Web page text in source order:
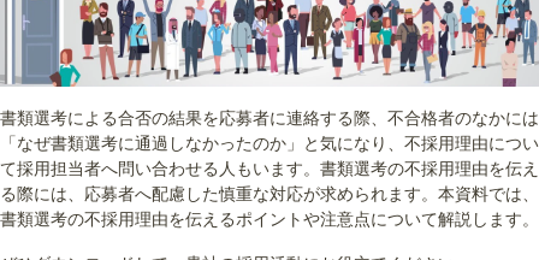
書類選考による合否の結果を応募者に連絡する際、不合格者のなかには
「なぜ書類選考に通過しなかったのか」と気になり、不採用理由につい
て採用担当者へ問い合わせる人もいます。書類選考の不採用理由を伝え
る際には、応募者へ配慮した慎重な対応が求められます。本資料では、
書類選考の不採用理由を伝えるポイントや注意点について解説します。